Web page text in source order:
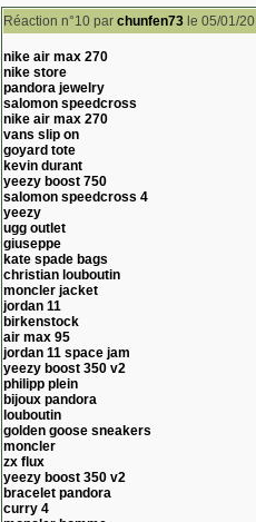
Réaction n°10 par chunfen73 le 05/01/
nike air max 270
nike store
pandora jewelry
salomon speedcross
nike air max 270
vans slip on
goyard tote
kevin durant
yeezy boost 750
salomon speedcross 4
yeezy
ugg outlet
giuseppe
kate spade bags
christian louboutin
moncler jacket
jordan 11
birkenstock
air max 95
jordan 11 space jam
yeezy boost 350 v2
philipp plein
bijoux pandora
louboutin
golden goose sneakers
moncler
zx flux
yeezy boost 350 v2
bracelet pandora
curry 4